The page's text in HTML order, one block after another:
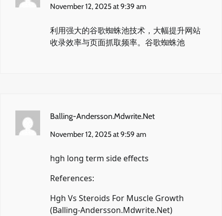
November 12, 2025 at 9:39 am
利用强大的谷歌蜘蛛池技术，大幅提升网站
收录效率与页面抓取频率。 谷歌蜘蛛池
Balling-Andersson.Mdwrite.Net
November 12, 2025 at 9:59 am
hgh long term side effects
References:
Hgh Vs Steroids For Muscle Growth
(Balling-Andersson.Mdwrite.Net)